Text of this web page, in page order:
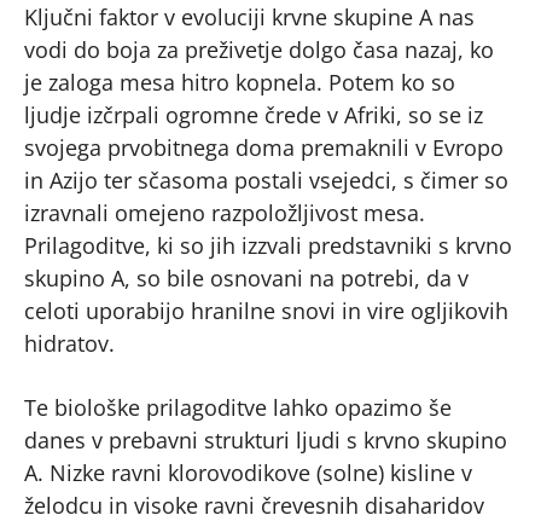
Ključni faktor v evoluciji krvne skupine A nas
vodi do boja za preživetje dolgo časa nazaj, ko
je zaloga mesa hitro kopnela. Potem ko so
ljudje izčrpali ogromne črede v Afriki, so se iz
svojega prvobitnega doma premaknili v Evropo
in Azijo ter sčasoma postali vsejedci, s čimer so
izravnali omejeno razpoložljivost mesa.
Prilagoditve, ki so jih izzvali predstavniki s krvno
skupino A, so bile osnovani na potrebi, da v
celoti uporabijo hranilne snovi in vire ogljikovih
hidratov.
Te biološke prilagoditve lahko opazimo še
danes v prebavni strukturi ljudi s krvno skupino
A. Nizke ravni klorovodikove (solne) kisline v
želodcu in visoke ravni črevesnih disaharidov